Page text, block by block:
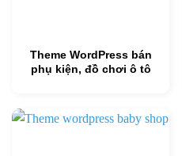
Theme WordPress bán
phụ kiện, đồ chơi ô tô